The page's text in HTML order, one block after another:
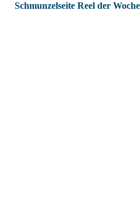
Schmunzelseite Reel der Woche